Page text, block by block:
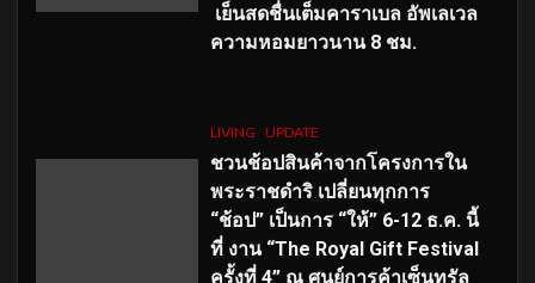
เย็นสดชื่นเต็มคาราเบล อัพเลเวล
ความหอมยาวนาน 8 ชม.
LIVING UPDATE
ชวนช้อปสินค้าจากโครงการใน
พระราชดำริ เปลี่ยนทุกการ
“ช้อป” เป็นการ “ให้” 6-12 ธ.ค. นี้
ที่ งาน “The Royal Gift Festival
ครั้งที่ 4” ณ ศูนย์การค้าเซ็นทรัล